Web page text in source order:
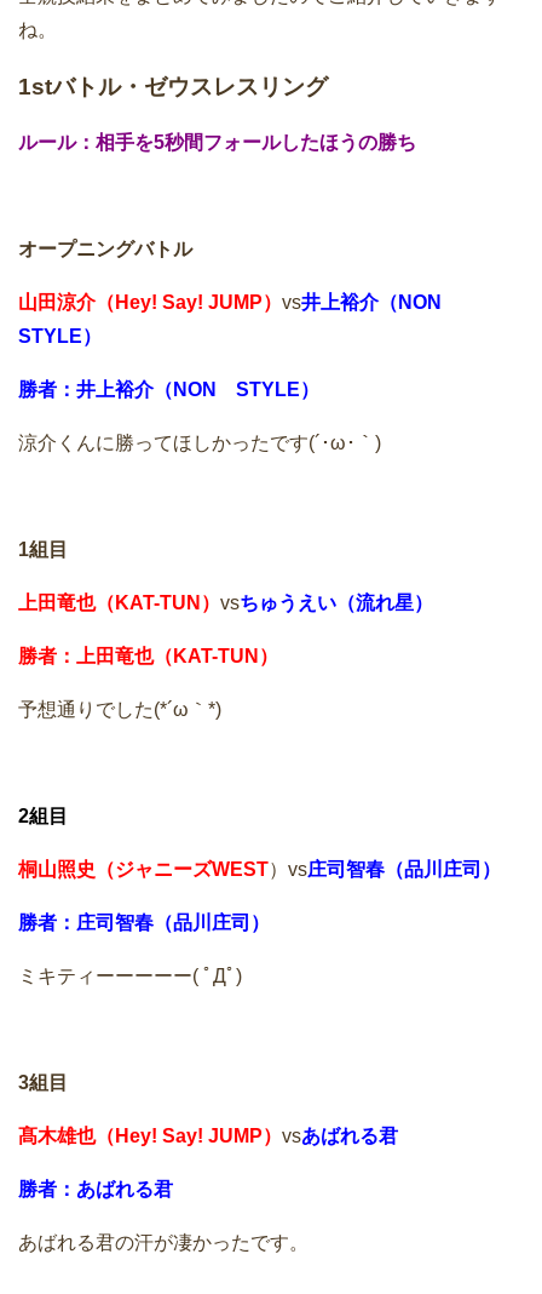
ね。
1stバトル・ゼウスレスリング
ルール：相手を5秒間フォールしたほうの勝ち
オープニングバトル
山田涼介（Hey! Say! JUMP） vs井上裕介（NON
STYLE）
勝者：井上裕介（NON STYLE）
涼介くんに勝ってほしかったです(´･ω･｀)
1組目
上田竜也（KAT-TUN） vsちゅうえい（流れ星）
勝者：上田竜也（KAT-TUN）
予想通りでした(*´ω｀*)
2組目
桐山照史（ジャニーズWEST）vs庄司智春（品川庄司）
勝者：庄司智春（品川庄司）
ミキティーーーーー( ﾟДﾟ)
3組目
髙木雄也（Hey! Say! JUMP） vsあばれる君
勝者：あばれる君
あばれる君の汗が凄かったです。